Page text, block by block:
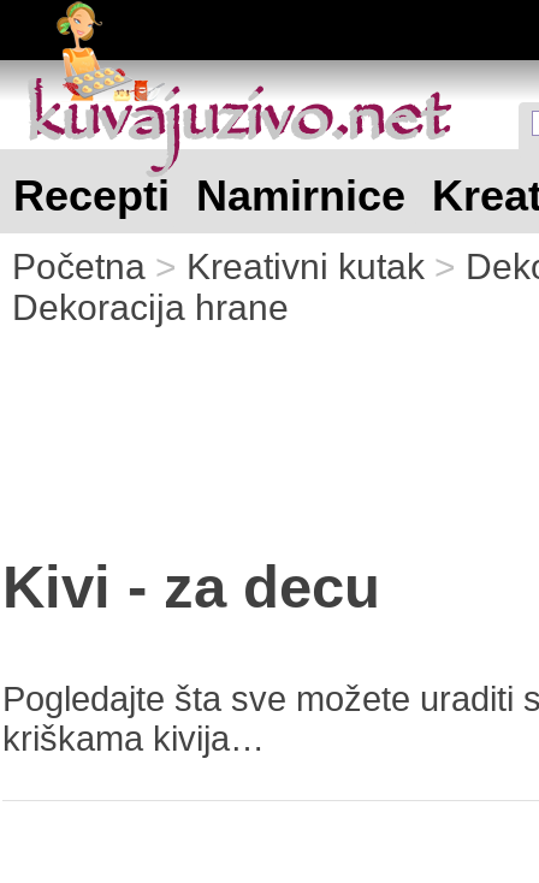
kuvajuzivo.net
kuvajuzivo.net
Recepti Namirnice
Početna > Kreativni kutak >
Dekoracija hrane
Kivi - za decu
Pogledajte šta sve možete uraditi
kriškama kivija…